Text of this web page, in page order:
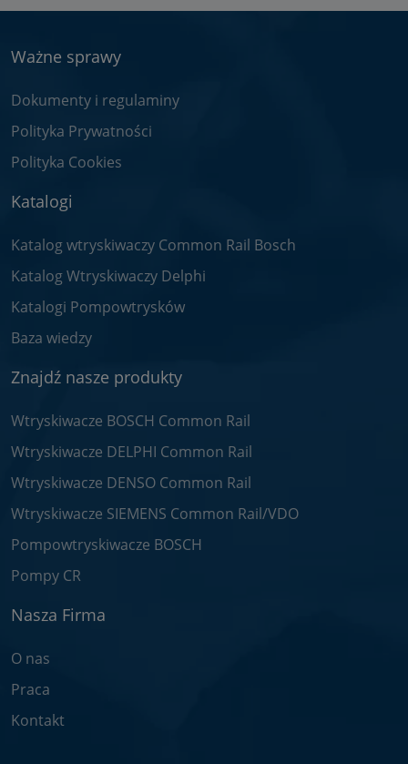
Ważne sprawy
Dokumenty i regulaminy
Polityka Prywatności
Polityka Cookies
Katalogi
Katalog wtryskiwaczy Common Rail Bosch
Katalog Wtryskiwaczy Delphi
Katalogi Pompowtrysków
Baza wiedzy
Znajdź nasze produkty
Wtryskiwacze BOSCH Common Rail
Wtryskiwacze DELPHI Common Rail
Wtryskiwacze DENSO Common Rail
Wtryskiwacze SIEMENS Common Rail/VDO
Pompowtryskiwacze BOSCH
Pompy CR
Nasza Firma
O nas
Praca
Kontakt